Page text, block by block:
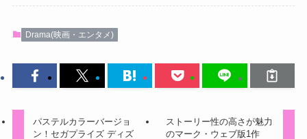
Drama(映画・エンタメ)
パステルカラーバージョ
ン！セガプライズ ディズ
ストーリー性の高さが魅力
のマーク・ウェブ版1作